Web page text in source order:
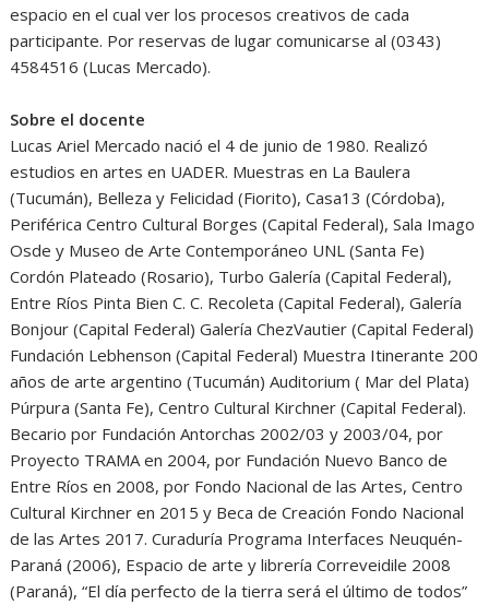
espacio en el cual ver los procesos creativos de cada
participante. Por reservas de lugar comunicarse al (0343)
4584516 (Lucas Mercado).
Sobre el docente
Lucas Ariel Mercado nació el 4 de junio de 1980. Realizó
estudios en artes en UADER. Muestras en La Baulera
(Tucumán), Belleza y Felicidad (Fiorito), Casa13 (Córdoba),
Periférica Centro Cultural Borges (Capital Federal), Sala Imago
Osde y Museo de Arte Contemporáneo UNL (Santa Fe)
Cordón Plateado (Rosario), Turbo Galería (Capital Federal),
Entre Ríos Pinta Bien C. C. Recoleta (Capital Federal), Galería
Bonjour (Capital Federal) Galería ChezVautier (Capital Federal)
Fundación Lebhenson (Capital Federal) Muestra Itinerante 200
años de arte argentino (Tucumán) Auditorium ( Mar del Plata)
Púrpura (Santa Fe), Centro Cultural Kirchner (Capital Federal).
Becario por Fundación Antorchas 2002/03 y 2003/04, por
Proyecto TRAMA en 2004, por Fundación Nuevo Banco de
Entre Ríos en 2008, por Fondo Nacional de las Artes, Centro
Cultural Kirchner en 2015 y Beca de Creación Fondo Nacional
de las Artes 2017. Curaduría Programa Interfaces Neuquén-
Paraná (2006), Espacio de arte y librería Correveidile 2008
(Paraná), “El día perfecto de la tierra será el último de todos”